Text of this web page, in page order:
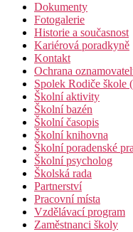
Dokumenty
Fotogalerie
Historie a současnost
Kariérová poradkyně
Kontakt
Ochrana
Spolek Rodiče škole
Školní aktivity
Školní bazén
Školní časopis
Školní knihovna
Školní poradenské
Školní psycholog
Školská rada
Partnerství
Pracovní místa
Vzdělávací program
Zaměstnanci školy